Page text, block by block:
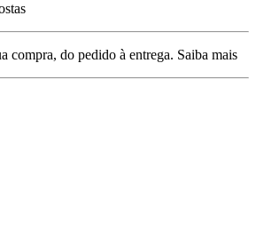
compra, do pedido à entrega. Saiba mais